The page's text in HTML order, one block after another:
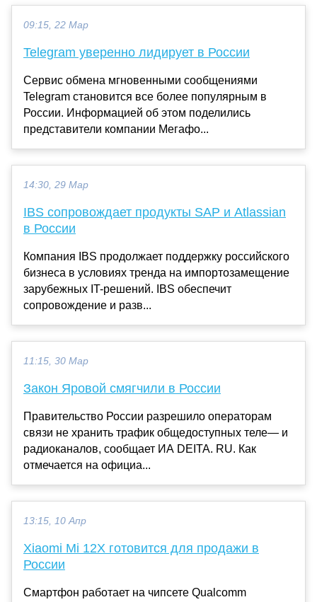
09:15, 22 Мар
Telegram уверенно лидирует в России
Сервис обмена мгновенными сообщениями
Telegram становится все более популярным в
России. Информацией об этом поделились
представители компании Мегафо...
14:30, 29 Мар
IBS сопровождает продукты SAP и Atlassian
в России
Компания IBS продолжает поддержку российского
бизнеса в условиях тренда на импортозамещение
зарубежных IT-решений. IBS обеспечит
сопровождение и разв...
11:15, 30 Мар
Закон Яровой смягчили в России
Правительство России разрешило операторам
связи не хранить трафик общедоступных теле— и
радиоканалов, сообщает ИА DEITA. RU. Как
отмечается на официа...
13:15, 10 Апр
Xiaomi Mi 12X готовится для продажи в
России
Смартфон работает на чипсете Qualcomm